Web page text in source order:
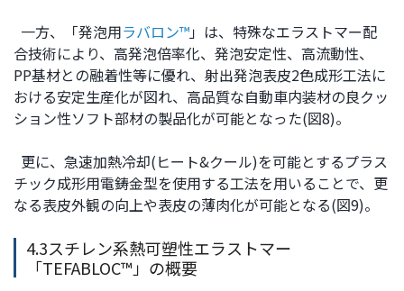
一方、「発泡用ラバロン™」は、特殊なエラストマー配
合技術により、高発泡倍率化、発泡安定性、高流動性、
PP基材との融着性等に優れ、射出発泡表皮2色成形工法に
おける安定生産化が図れ、高品質な自動車内装材の良クッ
ション性ソフト部材の製品化が可能となった(図8)。
更に、急速加熱冷却(ヒート&クール)を可能とするプラス
チック成形用電鋳金型を使用する工法を用いることで、更
なる表皮外観の向上や表皮の薄肉化が可能となる(図9)。
4.3スチレン系熱可塑性エラストマー
「TEFABLOC™」の概要